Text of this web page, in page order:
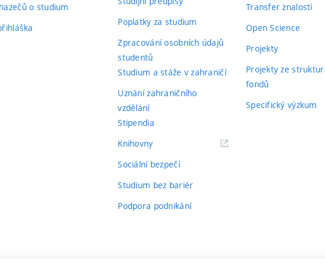
Mimořádné architektonické dílo - ocenění pro významná architektonická díla.
Výsledek s mimořádným mediálním ohlasem - ocenění pro výsledky s
Knižní publikace s mimořádným ohlasem- ocenění pro odborné knihy.
Mimořádný výsledek výzkumu či další tvůrčí činnosti
- ocenění pro
Udělování cen rektora za mimořádné vědecké výsledky a umělecké výstupy se řídí
o studium
Poplatky za studium
Zpracování osobních údajů
studentů
Studium a stáže v zahraničí
Uznání zahraničního
vzdělání
Stipendia
Knihovny(externí
Sociální bezpečí
Studium bez bariér
Podpora podnikání
Transfer znalostí
Open Science
Projekty
Projekty ze
fondů
Specifický výzkum